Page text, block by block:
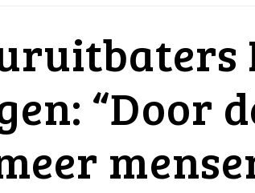
“Door